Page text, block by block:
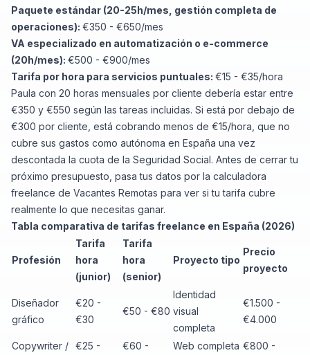
Paquete estándar (20-25h/mes, gestión completa de
operaciones): €350 - €650/mes
VA especializado en automatización o e-commerce
(20h/mes): €500 - €900/mes
Tarifa por hora para servicios puntuales: €15 - €35/hora
Paula con 20 horas mensuales por cliente debería estar entre
€350 y €550 según las tareas incluidas. Si está por debajo de
€300 por cliente, está cobrando menos de €15/hora, que no
cubre sus gastos como autónoma en España una vez
descontada la cuota de la Seguridad Social. Antes de cerrar tu
próximo presupuesto, pasa tus datos por la calculadora
freelance de Vacantes Remotas para ver si tu tarifa cubre
realmente lo que necesitas ganar.
Tabla comparativa de tarifas freelance en España (2026)
Profesión
Tarifa
hora
(junior)
Tarifa
hora
(senior)
Proyecto tipo
Precio
proyecto
Diseñador
gráfico
€20 -
€30
€50 - €80
Identidad
visual
completa
€1.500 -
€4.000
Copywriter / €25 -
€60 -
Web completa €800 -